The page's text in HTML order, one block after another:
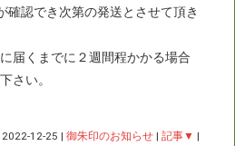
確認でき次第の発送とさせて頂き
届くまでに２週間程かかる場合
さい。
2022-12-25 |御朱印のお知らせ |記事▼ |